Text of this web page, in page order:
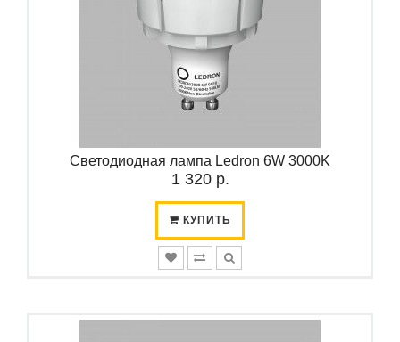
Светодиодная лампа Ledron 6W 3000K
1 320 р.
КУПИТЬ